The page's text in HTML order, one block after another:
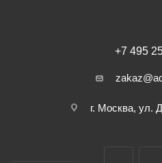
+7 495
г. Москва, ул.